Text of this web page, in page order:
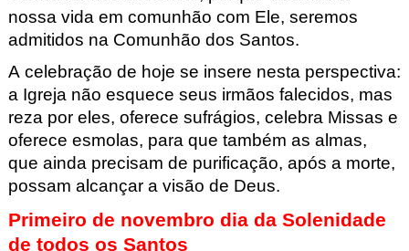
nossa vida em comunhão com Ele, seremos
admitidos na Comunhão dos Santos.
A celebração de hoje se insere nesta perspectiva:
a Igreja não esquece seus irmãos falecidos, mas
reza por eles, oferece sufrágios, celebra Missas e
oferece esmolas, para que também as almas,
que ainda precisam de purificação, após a morte,
possam alcançar a visão de Deus.
Primeiro de novembro dia da Solenidade
de todos os Santos